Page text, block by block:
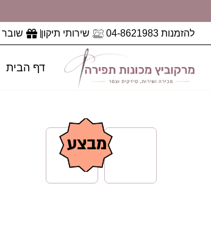
להזמנות 04-8621983 שירותי תיקון
דף הבית